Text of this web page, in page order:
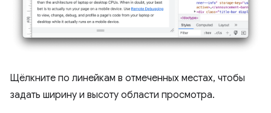
Щёлкните по линейкам в отмеченных местах, чтобы
задать ширину и высоту области просмотра.